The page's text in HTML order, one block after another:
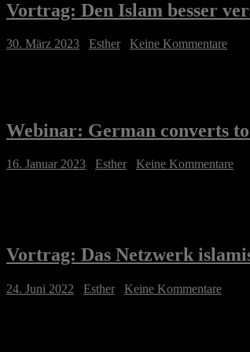
Vortrag: Den Islam besser
30. März 2023 Esther Keine Kommentare
Webinar: German converts
16. Januar 2023 Esther Keine Kommentare
Vortrag: Das Netzwerk
24. Juni 2022 Esther Keine Kommentare